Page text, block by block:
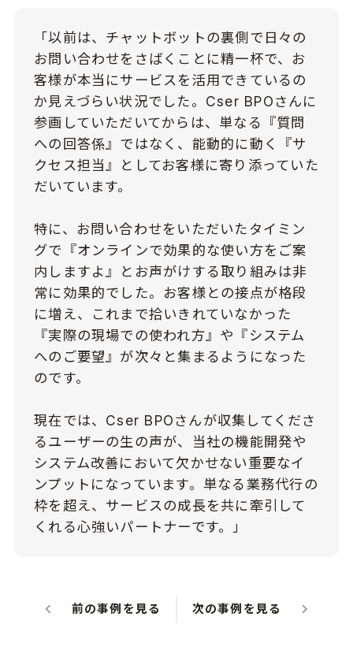
「以前は、チャットボットの裏側で日々の
お問い合わせをさばくことに精一杯で、お
客様が本当にサービスを活用できているの
か見えづらい状況でした。Cser BPOさんに
参画していただいてからは、単なる『質問
への回答係』ではなく、能動的に動く『サ
クセス担当』としてお客様に寄り添っていた
だいています。
特に、お問い合わせをいただいたタイミン
グで『オンラインで効果的な使い方をご案
内しますよ』とお声がけする取り組みは非
常に効果的でした。お客様との接点が格段
に増え、これまで拾いきれていなかった
『実際の現場での使われ方』や『システム
へのご要望』が次々と集まるようになった
のです。
現在では、Cser BPOさんが収集してくださ
るユーザーの生の声が、当社の機能開発や
システム改善において欠かせない重要なイ
ンプットになっています。単なる業務代行の
枠を超え、サービスの成長を共に牽引して
くれる心強いパートナーです。」
keyboard_arrow_left 前の事例を見る 次の事例を見る keyboard_arrow_right